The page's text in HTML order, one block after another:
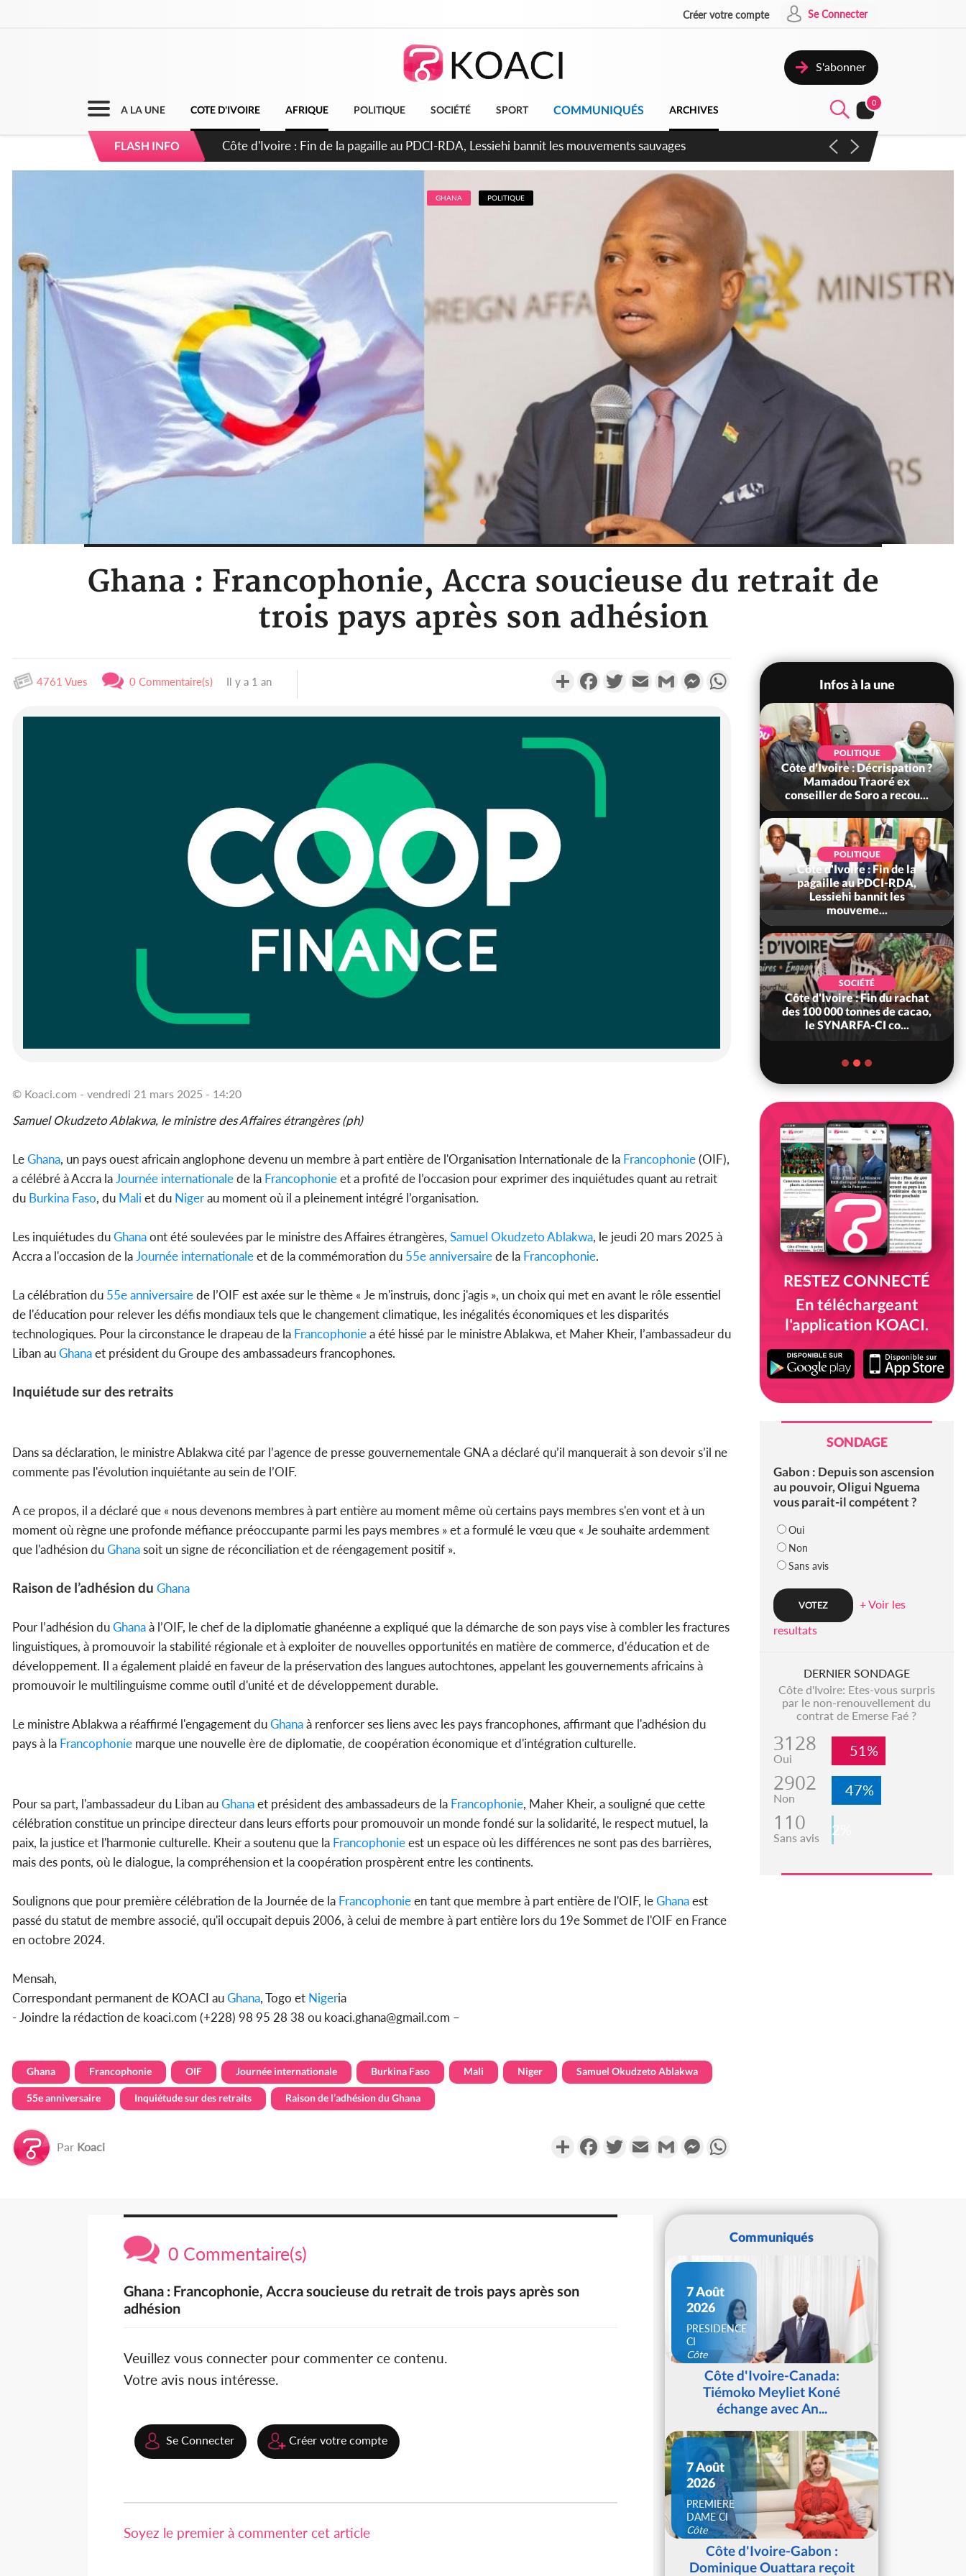
Créer votre compte Se Connecter
S'abonner
A LA UNE COTE D'IVOIRE AFRIQUE POLITIQUE SOCIÉTÉ SPORT COMMUNIQUÉS ARCHIVES
0
FLASH INFO Côte d'Ivoire : Ouattara promet des sanctions contre les déguerpissements illégaux
GHANA POLITIQUE
Ghana : Francophonie, Accra soucieuse du retrait de
trois pays après son adhésion
4761 Vues 0 Commentaire(s) Il y a 1 an PartagerFacebookTwitterEmail Gmail MessengerWhatsApp
© Koaci.com - vendredi 21 mars 2025 - 14:20
Samuel Okudzeto Ablakwa, le ministre des Affaires étrangères (ph)
LeGhana, un pays ouest africain anglophone devenu un membre à part entière de l'Organisation Internationale de la Francophonie(OIF),
a célébré à Accra laJournée internationalede la Francophonieet a profité de l’occasion pour exprimer des inquiétudes quant au retrait
du Burkina Faso, du Mali et du Nigerau moment où il a pleinement intégré l’organisation.
Les inquiétudes duGhanaont été soulevées par le ministre des Affaires étrangères, Samuel Okudzeto Ablakwa, le jeudi 20 mars 2025 à
Accra a l'occasion de laJournée internationaleet de la commémoration du 55e anniversairede la Francophonie.
La célébration du 55e anniversairede l’OIF est axée sur le thème « Je m'instruis, donc j'agis », un choix qui met en avant le rôle essentiel
de l'éducation pour relever les défis mondiaux tels que le changement climatique, les inégalités économiques et les disparités
technologiques. Pour la circonstance le drapeau de la Francophoniea été hissé par le ministre Ablakwa, et Maher Kheir, l’ambassadeur du
Liban auGhanaet président du Groupe des ambassadeurs francophones.
Inquiétude sur des retraits
Dans sa déclaration, le ministre Ablakwa cité par l’agence de presse gouvernementale GNA a déclaré qu’il manquerait à son devoir s’il ne
commente pas l'évolution inquiétante au sein de l’OIF.
A ce propos, il a déclaré que « nous devenons membres à part entière au moment même où certains pays membres s'en vont et à un
moment où règne une profonde méfiance préoccupante parmi les pays membres » et a formulé le vœu que « Je souhaite ardemment
que l'adhésion duGhanasoit un signe de réconciliation et de réengagement positif ».
Raison de l’adhésion du Ghana
Pour l’adhésion duGhanaà l’OIF, le chef de la diplomatie ghanéenne a expliqué que la démarche de son pays vise à combler les fractures
linguistiques, à promouvoir la stabilité régionale et à exploiter de nouvelles opportunités en matière de commerce, d'éducation et de
développement. Il a également plaidé en faveur de la préservation des langues autochtones, appelant les gouvernements africains à
promouvoir le multilinguisme comme outil d'unité et de développement durable.
Le ministre Ablakwa a réaffirmé l'engagement duGhanaà renforcer ses liens avec les pays francophones, affirmant que l'adhésion du
pays à la Francophonie marque une nouvelle ère de diplomatie, de coopération économique et d'intégration culturelle.
Pour sa part, l'ambassadeur du Liban auGhanaet président des ambassadeurs de la Francophonie, Maher Kheir, a souligné que cette
célébration constitue un principe directeur dans leurs efforts pour promouvoir un monde fondé sur la solidarité, le respect mutuel, la
paix, la justice et l'harmonie culturelle. Kheir a soutenu que la Francophonieest un espace où les différences ne sont pas des barrières,
mais des ponts, où le dialogue, la compréhension et la coopération prospèrent entre les continents.
Soulignons que pour première célébration de la Journée de la Francophonieen tant que membre à part entière de l'OIF, leGhanaest
passé du statut de membre associé, qu'il occupait depuis 2006, à celui de membre à part entière lors du 19e Sommet de l'OIF en France
en octobre 2024.
Mensah,
Correspondant permanent de KOACI auGhana, Togo et Nigeria
- Joindre la rédaction de koaci.com (+228) 98 95 28 38 ou koaci.ghana@gmail.com –
Ghana Francophonie OIF Journée internationale Burkina Faso Mali Niger Samuel Okudzeto Ablakwa
55e anniversaire Inquiétude sur des retraits Raison de l’adhésion du Ghana
Par Koaci PartagerFacebookTwitterEmail Gmail Messenger
Infos à la une
Côte d'Ivoire : Ouattara
promet des sanctions contre
POLITIQUE
Côte d'Ivoire : Décrispation ?
Mamadou Traoré ex
conseiller de Soro a recou...
POLITIQUE
Côte d'Ivoire : Fin de la
pagaille au PDCI-RDA,
Lessiehi bannit les
mouveme...
SOCIÉTÉ
Côte d'Ivoire : Fin du rachat
des 100 000 tonnes de cacao,
le SYNARFA-CI co...
RESTEZ CONNECTÉ
En téléchargeant
l'application KOACI.
SONDAGE
Gabon : Depuis son ascension
au pouvoir, Oligui Nguema
vous parait-il compétent ?
Oui
Non
Sans avis
+ Voir les
resultats
DERNIER SONDAGE
Côte d'Ivoire: Etes-vous surpris
par le non-renouvellement du
contrat de Emerse Faé ?
3128
Oui 51%
2902
Non 47%
110
Sans avis 2%
0 Commentaire(s)
Ghana : Francophonie, Accra soucieuse du retrait de trois pays après son
adhésion
Veuillez vous connecter pour commenter ce contenu.
Votre avis nous intéresse.
Se Connecter Créer votre compte
Soyez le premier à commenter cet article
Communiqués
7 Août
2026
PRESIDENCE
CI
Côte
d'IvoireCôte d'Ivoire-Canada:
Tiémoko Meyliet Koné
échange avec An...
7 Août
2026
PREMIERE
DAME CI
Côte
d'IvoireCôte d'Ivoire-Gabon :
Dominique Ouattara reçoit